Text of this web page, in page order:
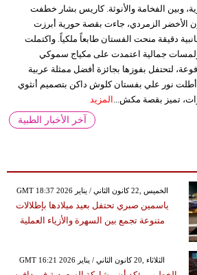
وبين الفخامة والأنوثة. كاريس بشار خطفت
الأخضر الزمردي، جاءت بقصة حورية أبرزت
دقيقة منحت الفستان طابعاً ملكياً. واكتملت
ولمسات جمالية اعتمدت على مكياج سموكي
لتحتفل بفوزها بجائزة أفضل ممثلة عربية
أطلت نور علي بفستان كلوش داكن بتصميم أنثوي
تميز بقصة مكش... المزيد
آخر الأخبار الطبية
GMT 18:37 2026 الخميس ,22 كانون الثاني / يناير
ياسمين صبري تحتفل بعيد ميلادها بإطلالات
متنوعة تجمع بين السهرة والأزياء العملية
GMT 16:21 2026 الثلاثاء ,20 كانون الثاني / يناير